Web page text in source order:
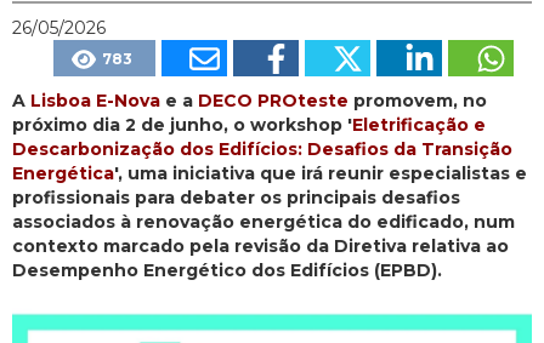
26/05/2026
783
A Lisboa E-Nova e a DECO PROteste promovem, no
próximo dia 2 de junho, o workshop 'Eletrificação e
Descarbonização dos Edifícios: Desafios da Transição
Energética', uma iniciativa que irá reunir especialistas e
profissionais para debater os principais desafios
associados à renovação energética do edificado, num
contexto marcado pela revisão da Diretiva relativa ao
Desempenho Energético dos Edifícios (EPBD).